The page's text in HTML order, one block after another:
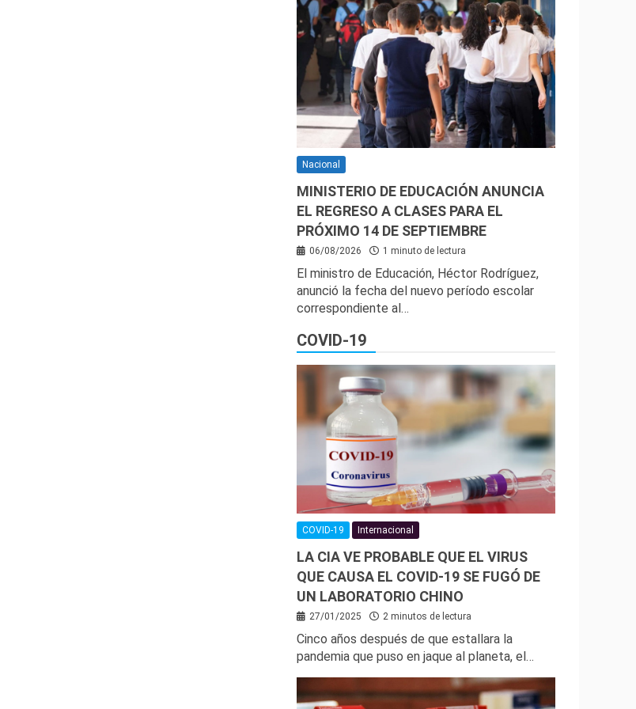
Nacional
MINISTERIO DE EDUCACIÓN ANUNCIA
EL REGRESO A CLASES PARA EL
PRÓXIMO 14 DE SEPTIEMBRE
06/08/2026 1 minuto de lectura
El ministro de Educación, Héctor Rodríguez,
anunció la fecha del nuevo período escolar
correspondiente al…
COVID-19
COVID-19 Internacional
LA CIA VE PROBABLE QUE EL VIRUS
QUE CAUSA EL COVID-19 SE FUGÓ DE
UN LABORATORIO CHINO
27/01/2025 2 minutos de lectura
Cinco años después de que estallara la
pandemia que puso en jaque al planeta, el…